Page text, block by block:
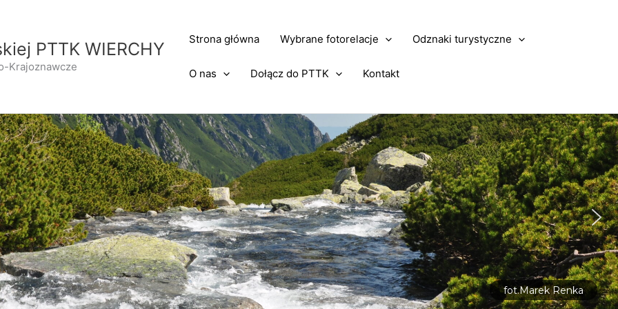
PTTK WIERCHY
Krajoznawcze
Strona główna Wybrane fotorelacje Odznaki turystyczne
O nas Dołącz do PTTK Kontakt
fot.Marek Renka